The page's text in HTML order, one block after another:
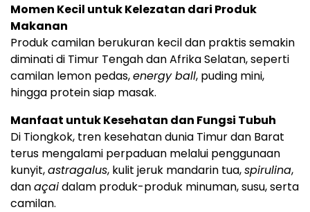
Momen Kecil untuk Kelezatan dari Produk
Makanan
Produk camilan berukuran kecil dan praktis semakin
diminati di Timur Tengah dan Afrika Selatan, seperti
camilan lemon pedas,energy ball, puding mini,
hingga protein siap masak.
Manfaat untuk Kesehatan dan Fungsi Tubuh
Di Tiongkok, tren kesehatan dunia Timur dan Barat
terus mengalami perpaduan melalui penggunaan
kunyit,astragalus, kulit jeruk mandarin tua,spirulina,
danaçaidalam produk-produk minuman, susu, serta
camilan.